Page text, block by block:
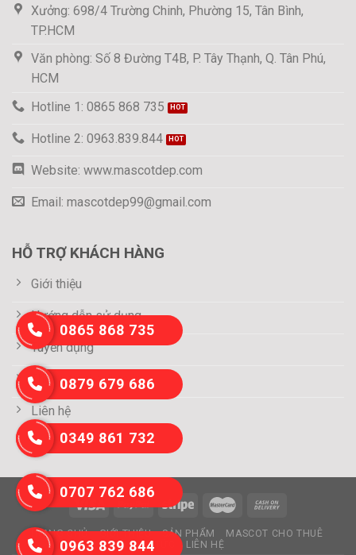
Xưởng: 698/4 Trường Chinh, Phường 15, Tân Bình,
TP.HCM
Văn phòng: Số 8 Đường T4B, P. Tây Thạnh, Q. Tân Phú,
HCM
Hotline 1: 0865 868 735
Hotline 2: 0963.839.844
Website: www.mascotdep.com
Email: mascotdep99@gmail.com
HỖ TRỢ KHÁCH HÀNG
Giới thiệu
Hướng dẫn sử dụng
Tuyển dụng
Thông tin thanh toán
Liên hệ
TRANG CHỦ GIỚI THIỆU SẢN PHẨM
MASCOT CHO THUÊ
TIN TỨC
LIÊN HỆ
0865 868 735
0879 679 686
0349 861 732
0707 762 686
0963 839 844